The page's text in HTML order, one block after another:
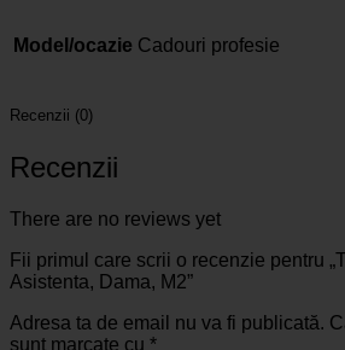
Model/ocazie Cadouri profesie
Recenzii (0)
Recenzii
There are no reviews yet
Fii primul care scrii o recenzie pentru
Asistenta, Dama, M2”
Adresa ta de email nu va fi publicată.
sunt marcate cu *